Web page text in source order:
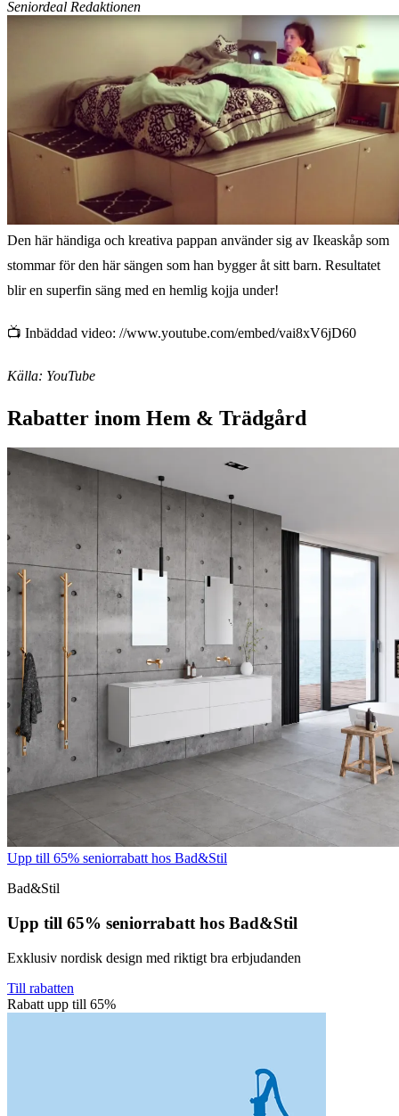
Seniordeal Redaktionen
Den här händiga och kreativa pappan använder sig av Ikeaskåp som
stommar för den här sängen som han bygger åt sitt barn. Resultatet
blir en superfin säng med en hemlig kojja under!
📺 Inbäddad video: //www.youtube.com/embed/vai8xV6jD60
Källa: YouTube
Rabatter inom Hem & Trädgård
Upp till 65% seniorrabatt hos Bad&Stil
Bad&Stil
Upp till 65% seniorrabatt hos Bad&Stil
Exklusiv nordisk design med riktigt bra erbjudanden
Till rabatten
Rabatt upp till 65%